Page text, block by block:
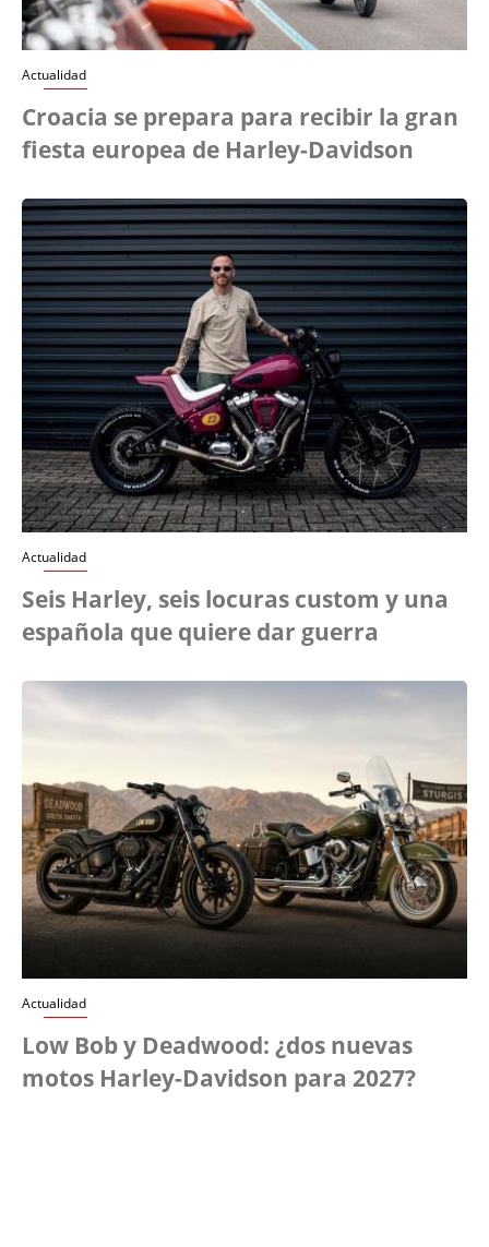
Actualidad
Croacia se prepara para recibir la gran
fiesta europea de Harley-Davidson
Actualidad
Seis Harley, seis locuras custom y una
española que quiere dar guerra
Actualidad
Low Bob y Deadwood: ¿dos nuevas
motos Harley-Davidson para 2027?